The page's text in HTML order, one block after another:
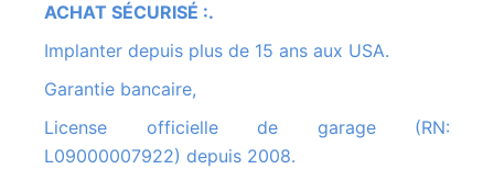
ACHAT SÉCURISÉ :.
Implanter depuis plus de 15 ans aux USA.
Garantie bancaire,
License officielle de garage (RN:
L09000007922) depuis 2008.